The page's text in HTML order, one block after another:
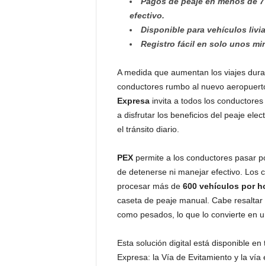
efectivo.
Disponible para vehículos
Registro fácil en solo unos
A medida que aumentan los viajes
conductores rumbo al nuevo
Expresainvita a todos los
a disfrutar los beneficios del peaje
el tránsito diario.
PEXpermite a los conductores pasar
de detenerse ni manejar efectivo. Los
procesar más de 600 vehículos por
caseta de peaje manual. Cabe
como pesados, lo que lo convierte en
Esta solución digital está disponible
Expresa: la Vía de Evitamiento y la